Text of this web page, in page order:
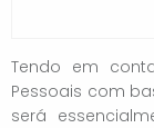
Tendo em
Pessoais com
será